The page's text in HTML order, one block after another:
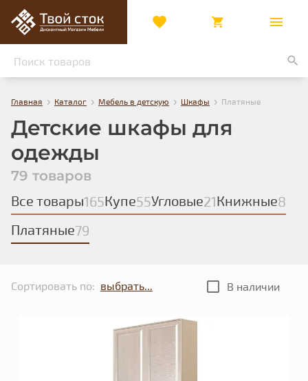
Главная › Каталог › Мебель в детскую › Шкафы › Платяные
Детские шкафы для
одежды
79 товаров
Все товары165Купе55Угловые21Книжные8
Платяные79
Сортировать по: В наличии